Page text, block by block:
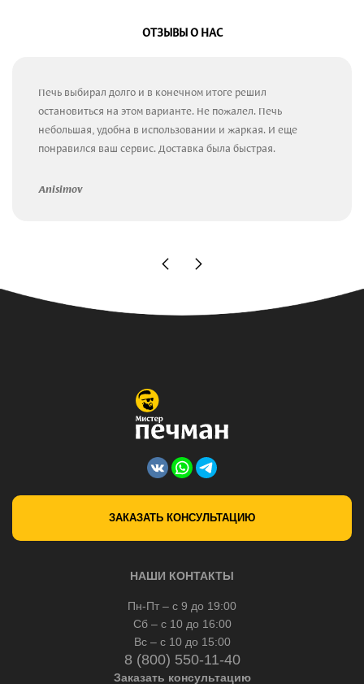
ОТЗЫВЫ О НАС
Печь выбирал долго и в конечном итоге решил
остановиться на этом варианте. Не пожалел. Печь
небольшая, удобна в использовании и жаркая. И еще
понравился ваш сервис. Доставка была быстрая.
Anisimov
ЗАКАЗАТЬ КОНСУЛЬТАЦИЮ
НАШИ КОНТАКТЫ
Пн-Пт – с 9 до 19:00
Сб – с 10 до 16:00
Вс – с 10 до 15:00
8 (800) 550-11-40
Заказать консультацию